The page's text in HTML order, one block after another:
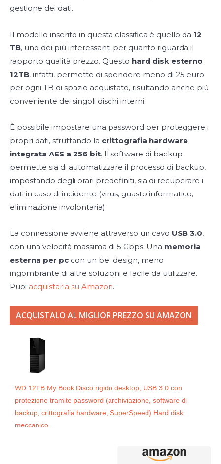
gestione dei dati.
Il modello inserito in questa classifica è quello da 12
TB, uno dei più interessanti per quanto riguarda il
rapporto qualità prezzo. Questo hard disk esterno
12TB, infatti, permette di spendere meno di 25 euro
per ogni TB di spazio acquistato, risultando anche più
conveniente dei singoli dischi interni.
È possibile impostare una password per proteggere i
propri dati, sfruttando la crittografia hardware
integrata AES a 256 bit. Il software di backup
permette sia di automatizzare il processo di backup,
impostando degli orari predefiniti, sia di recuperare i
dati in caso di incidente (virus, guasto informatico,
eliminazione involontaria).
La connessione avviene attraverso un cavo USB 3.0,
con una velocità massima di 5 Gbps. Una memoria
esterna per pc con un bel design, meno
ingombrante di altre soluzioni e facile da utilizzare.
Puoi acquistarla su Amazon.
ACQUISTALO AL MIGLIOR PREZZO SU AMAZON
WD 12TB My Book Disco rigido desktop, USB 3.0 con
protezione tramite password (archiviazione, software di
backup, crittografia hardware, SuperSpeed) Hard disk
meccanico